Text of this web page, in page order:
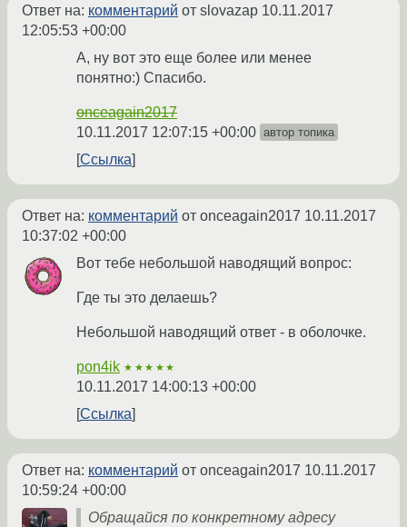
Ответ на: комментарий от slovazap 10.11.2017
12:05:53 +00:00
А, ну вот это еще более или менее
понятно:) Спасибо.
onceagain2017
10.11.2017 12:07:15 +00:00 автор топика
Ссылка
Ответ на: комментарий от onceagain2017 10.11.2017
10:37:02 +00:00
Вот тебе небольшой наводящий вопрос:
Где ты это делаешь?
Небольшой наводящий ответ - в оболочке.
pon4ik ★★★★★
10.11.2017 14:00:13 +00:00
Ссылка
Ответ на: комментарий от onceagain2017 10.11.2017
10:59:24 +00:00
Обращайся по конкретному адресу